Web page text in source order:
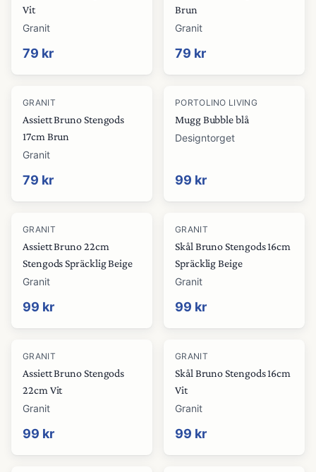
Vit
Granit
79 kr
Brun
Granit
79 kr
GRANIT
Assiett Bruno Stengods
17cm Brun
Granit
79 kr
PORTOLINO LIVING
Mugg Bubble blå
Designtorget
99 kr
GRANIT
Assiett Bruno 22cm
Stengods Spräcklig Beige
Granit
99 kr
GRANIT
Skål Bruno Stengods 16cm
Spräcklig Beige
Granit
99 kr
GRANIT
Assiett Bruno Stengods
22cm Vit
Granit
99 kr
GRANIT
Skål Bruno Stengods 16cm
Vit
Granit
99 kr